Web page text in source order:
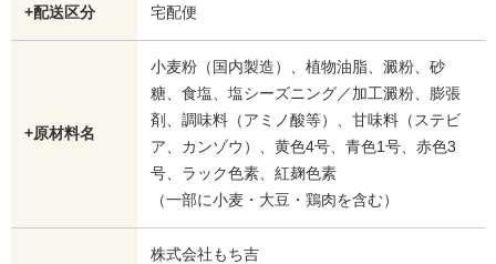
+配送区分 宅配便
+原材料名
小麦粉（国内製造）、植物油脂、澱粉、砂
糖、食塩、塩シーズニング／加工澱粉、膨張
剤、調味料（アミノ酸等）、甘味料（ステビ
ア、カンゾウ）、黄色4号、青色1号、赤色3
号、ラック色素、紅麹色素
（一部に小麦・大豆・鶏肉を含む）
株式会社もち吉